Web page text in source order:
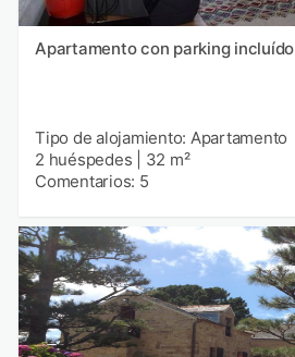
Apartamento con parking incluído
Tipo de alojamiento: Apartamento
2 huéspedes
32 m²
Comentarios: 5